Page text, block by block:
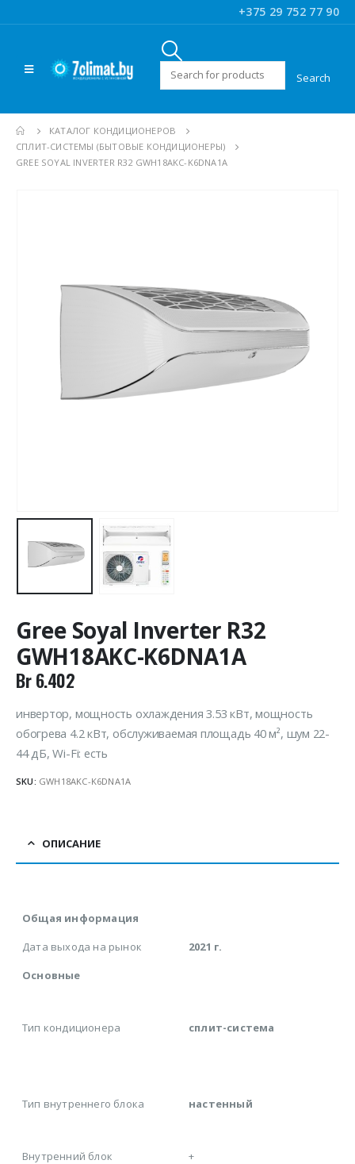
+375 29 752 77 90
Искать:
КАТАЛОГ КОНДИЦИОНЕРОВ
CПЛИТ-СИСТЕМЫ (БЫТОВЫЕ КОНДИЦИОНЕРЫ)
GREE SOYAL INVERTER R32 GWH18AKC-K6DNA1A
Gree Soyal Inverter R32
GWH18AKC-K6DNA1A
Br6.402
инвертор, мощность охлаждения 3.53 кВт, мощность
обогрева 4.2 кВт, обслуживаемая площадь 40 м², шум 22-
44 дБ, Wi-Fi: есть
SKU: GWH18AKC-K6DNA1A
ОПИСАНИЕ
Общая информация
Дата выхода на рынок
2021 г.
Основные
Тип кондиционера сплит-система
Тип внутреннего блока настенный
Внутренний блок
+